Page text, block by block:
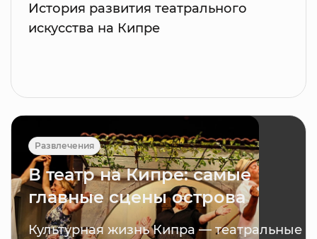
История развития театрального
искусства на Кипре
Развлечения
В театр на Кипре: самые
главные сцены острова
Культурная жизнь Кипра — театральные